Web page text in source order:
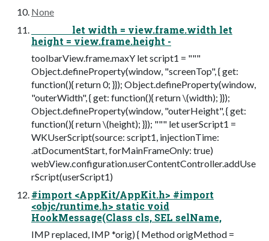
None
let width = view.frame.width let
height = view.frame.height -
toolbarView.frame.maxY let script1 = """
Object.defineProperty(window, "screenTop", { get:
function(){ return 0; }}); Object.defineProperty(window,
"outerWidth", { get: function(){ return \(width); }});
Object.defineProperty(window, "outerHeight", { get:
function(){ return \(height); }}); """ let userScript1 =
WKUserScript(source: script1, injectionTime:
.atDocumentStart, forMainFrameOnly: true)
webView.configuration.userContentController.addUse
rScript(userScript1)
#import <AppKit/AppKit.h> #import
<objc/runtime.h> static void
HookMessage(Class cls, SEL selName,
IMP replaced, IMP *orig) { Method origMethod =